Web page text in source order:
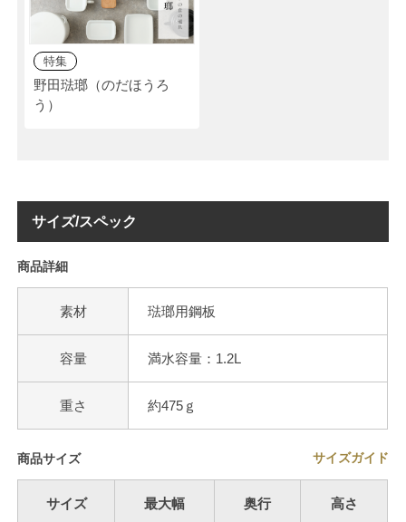
特集
野田琺瑯（のだほうろ
う）
サイズ/スペック
商品詳細
素材 琺瑯用鋼板
容量 満水容量：1.2L
重さ 約475ｇ
商品サイズ サイズガイド
サイズ 最大幅 奥行 高さ